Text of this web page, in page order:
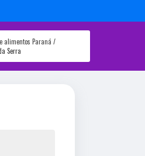
alimentos Paraná
Serra